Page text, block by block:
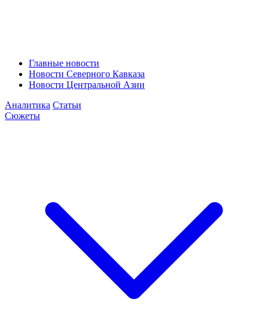
Главные новости
Новости Северного Кавказа
Новости Центральной Азии
Аналитика Статьи
Сюжеты